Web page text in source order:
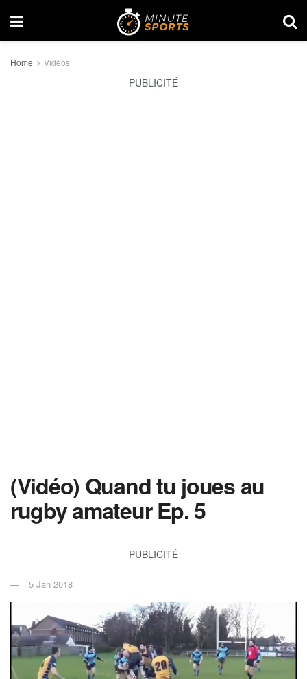
Home Vidéos
PUBLICITÉ
(Vidéo) Quand tu joues au
rugby amateur Ep. 5
PUBLICITÉ
5 Jan 2018